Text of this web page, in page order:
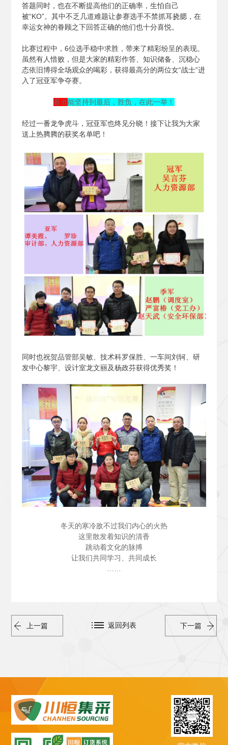
答题同时，也在不断提高他们的正确率，生怕自己
被“KO”。其中不乏几道难题让参赛选手不禁抓耳挠腮，在
幸运女神的眷顾之下回答正确的他们也十分喜悦。
比赛过程中，6位选手稳中求胜，带来了精彩纷呈的表现。
虽然有人惜败，但是大家的精彩作答、知识储备、沉稳心
态依旧博得全场观众的喝彩，获得最高分的两位女“战士”进
入了冠亚军争夺赛。
看谁能坚持到最后，胜负，在此一举！
经过一番龙争虎斗，冠亚军也终见分晓！接下让我为大家
送上热腾腾的获奖名单吧！
同时也祝贺品管部吴敏、技术科罗保胜、一车间刘轲、研
发中心黎宇、设计室龙文丽及杨政芬获得优秀奖！
冬天的寒冷敌不过我们内心的火热
这里散发着知识的清香
跳动着文化的脉搏
让我们共同学习、共同成长
上一篇 下一篇
返回列表